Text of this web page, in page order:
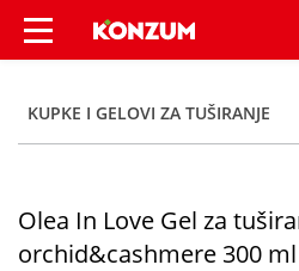
Olea In Love Gel
KUPKE I GELOVI ZA TUŠIRANJE
Olea In Love Gel za
orchid&cashmere 300 ml